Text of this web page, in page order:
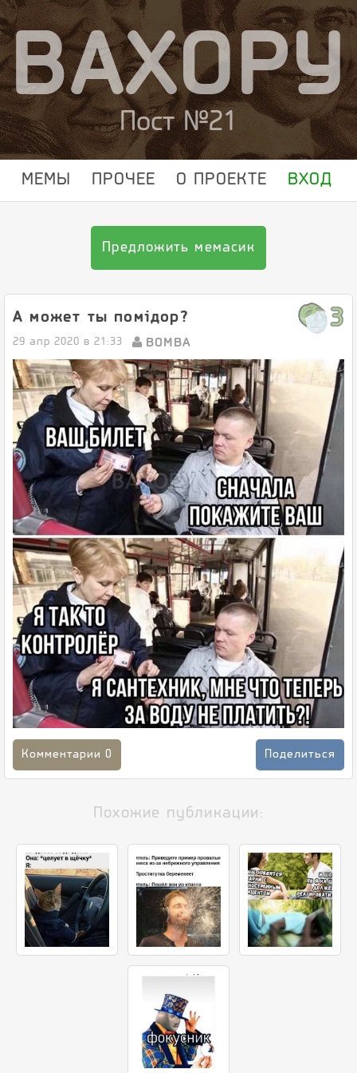
ВАХОРУ
Пост №21
МЕМЫ ПРОЧЕЕ О ПРОЕКТЕ ВХОД
Предложить мемасик
А может ты помiдор? 3
29 апр 2020 в 21:33 BOMBA
Комментарии 0 Поделиться
Похожие публикации: